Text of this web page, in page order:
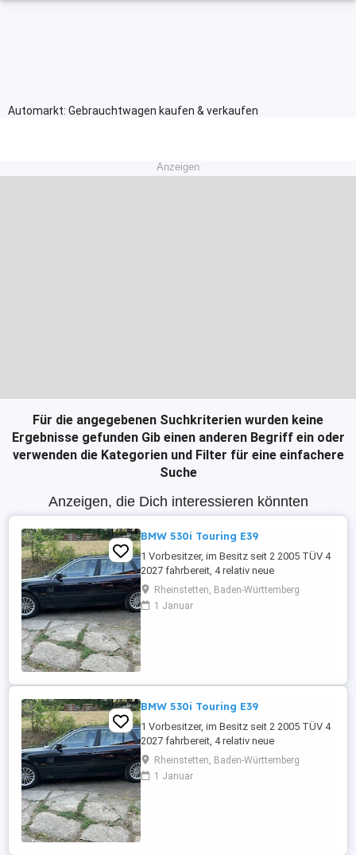
Automarkt: Gebrauchtwagen kaufen & verkaufen
Anzeigen
Für die angegebenen Suchkriterien wurden keine
Ergebnisse gefunden Gib einen anderen Begriff ein oder
verwenden die Kategorien und Filter für eine einfachere
Suche
Anzeigen, die Dich interessieren könnten
BMW 530i Touring E39
1 Vorbesitzer, im Besitz seit 2 2005 TÜV 4
2027 fahrbereit, 4 relativ neue
Sommerreifen, 4 relativ neue Winterreifen
mit Alufelgen, regelmäßige Inspektion,
Automatikgetriebe neu 2020 mit ca. 249
Rheinstetten, Baden-Württemberg
1 Januar
BMW 530i Touring E39
1 Vorbesitzer, im Besitz seit 2 2005 TÜV 4
2027 fahrbereit, 4 relativ neue
Sommerreifen, 4 relativ neue Winterreifen
mit Alufelgen, regelmäßige Inspektion,
Automatikgetriebe neu 2020 mit ca. 249
Rheinstetten, Baden-Württemberg
1 Januar